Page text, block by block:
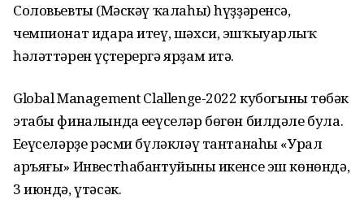
Соловьевтың (Мәскәү ҡалаһы) һүҙҙәренсә,
чемпионат идара итеү, шәхси, эшҡыуарлыҡ
һәләттәрен үҫтерергә ярҙам итә.
Global Management Clallenge-2022 кубогының төбәк
этабы финалында еңеүселәр бөгөн билдәле була.
Еңеүселәрҙе рәсми бүләкләү тантанаһы «Урал
аръяғы» Инвестһабантуйының икенсе эш көнөндә,
3 июндә, үтәсәк.